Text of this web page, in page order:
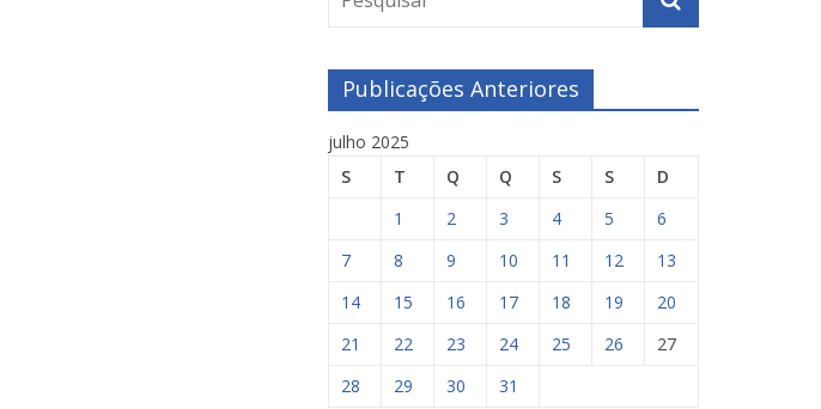
Publicações Anteriores
julho 2025
S
T Q Q S S
D
1
2 3 4 5
6
7
8 9 10 11 12
13
14
15 16 17 18 19
20
21
22 23 24 25 26
27
28
29 30 31